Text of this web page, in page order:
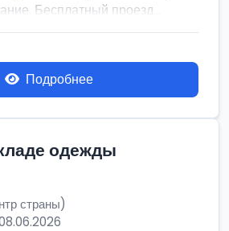
Бесплатный проезд...
Подробнее
одежды
страны)